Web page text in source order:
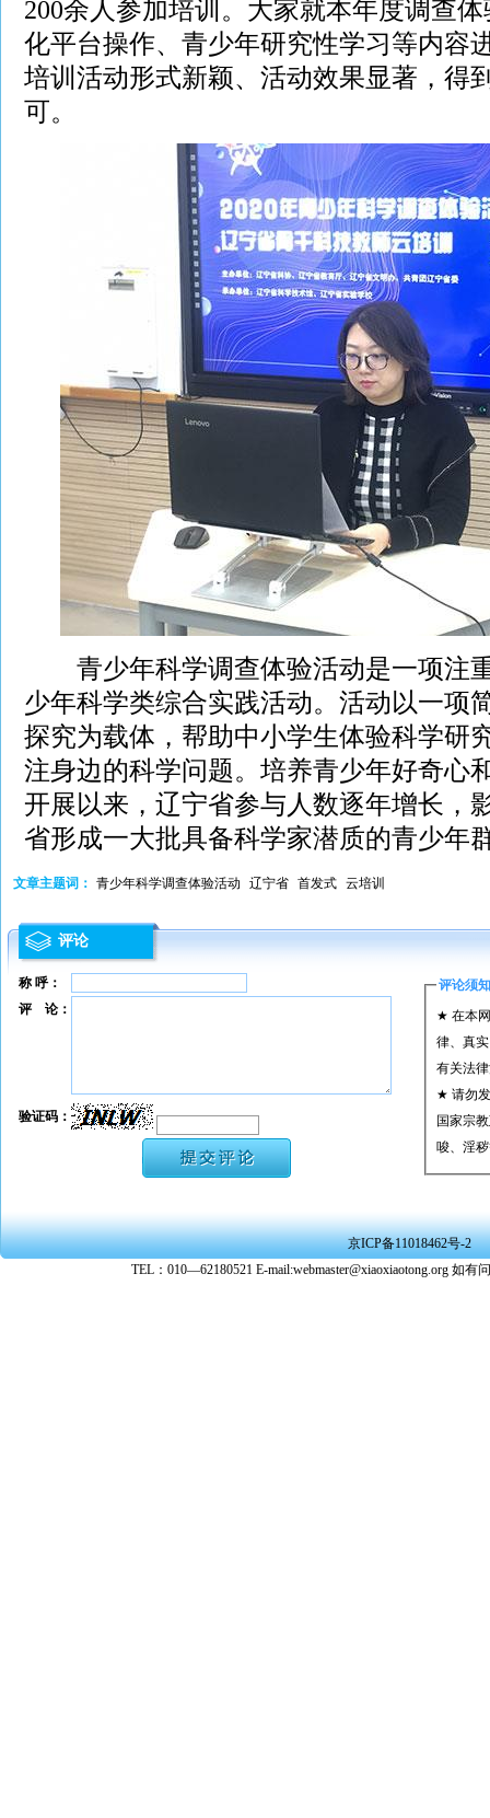
200余人参加培训。大家就本年度调查
化平台操作、青少年研究性学习等内容
培训活动形式新颖、活动效果显著，得
可。
青少年科学调查体验活动是一项注
少年科学类综合实践活动。活动以一项
探究为载体，帮助中小学生体验科学研
注身边的科学问题。培养青少年好奇心
开展以来，辽宁省参与人数逐年增长，
省形成一大批具备科学家潜质的青少年
文章主题词： 青少年科学调查体验活动 辽宁省 首发式 云培训
评论
称 呼： 评论须知
★ 在本
律、真
有关法
★ 请勿
国家宗
唆、淫
★ 承担
★ 在本
转载、
★ 参与
评 论：
验证码：
京ICP备11018462号-2
TEL：010—62180521 E-mail:webmaster@xiaoxiaotong.org 如